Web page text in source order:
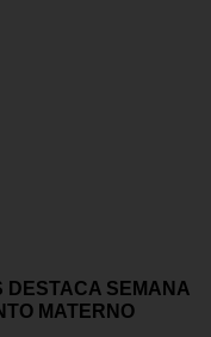
DESTACA SEMANA
MATERNO